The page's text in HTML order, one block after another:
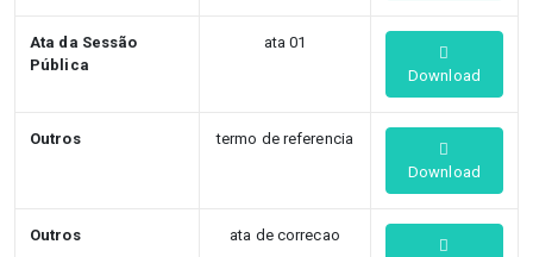
Ata da Sessão
Pública
ata 01
Download
Outros
termo de referencia
Download
Outros
ata de correcao